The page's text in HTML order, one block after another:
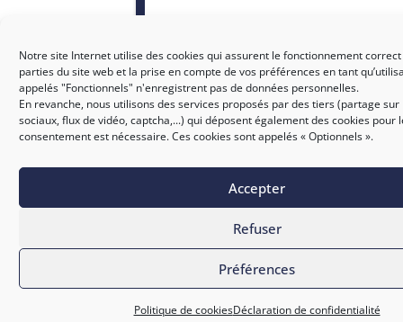
Notre site Internet utilise des cookies qui assurent le fonctionnement
parties du site web et la prise en compte de vos préférences en tant
appelés "Fonctionnels" n'enregistrent pas de données personnelles.
En revanche, nous utilisons des services proposés par des tiers (partage sur
sociaux, flux de vidéo, captcha,...) qui déposent également des cookies pour
consentement est nécessaire. Ces cookies sont appelés « Optionnels ».
Accepter
Refuser
Préférences
Politique de cookiesDéclaration de confidentialité
SICTIAM